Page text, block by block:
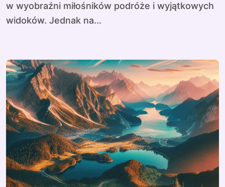
w wyobraźni miłośników podróże i wyjątkowych
widoków. Jednak na...